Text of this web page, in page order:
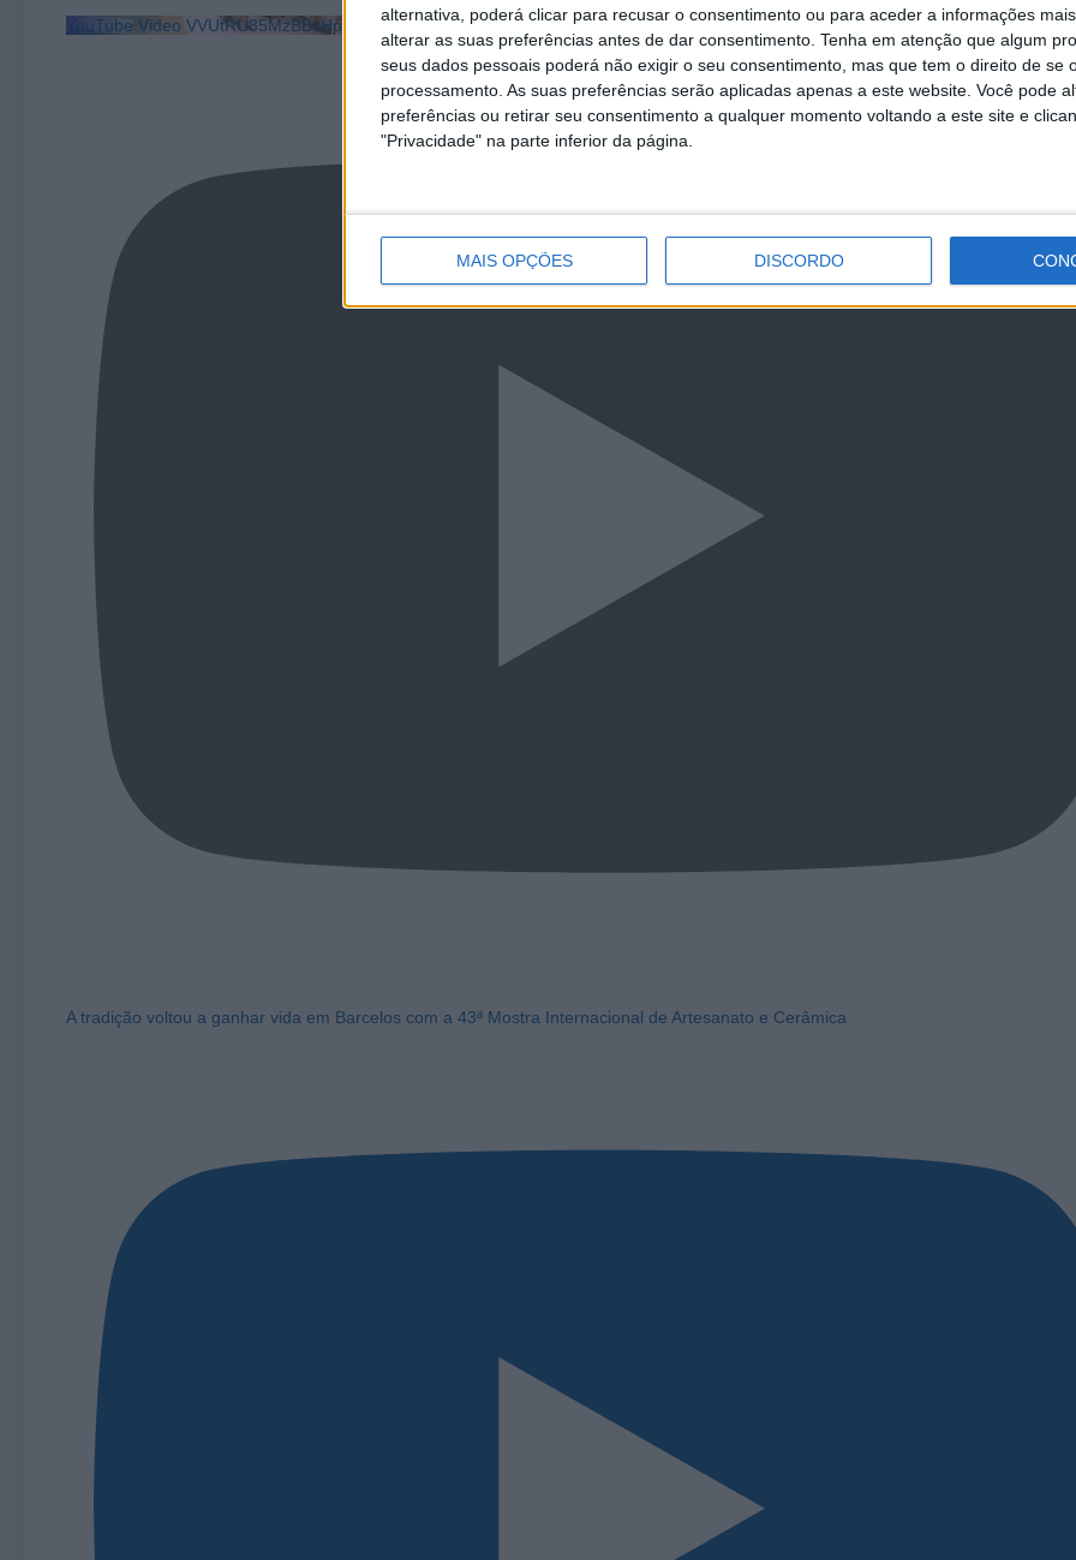
alternativa, poderá clicar para recusar o consentimento ou para aceder a informações
alterar as suas preferências antes de dar consentimento. Tenha em atenção que algum
seus dados pessoais poderá não exigir o seu consentimento, mas que tem o direito de se
processamento. As suas preferências serão aplicadas apenas a este website. Você pode
preferências ou retirar seu consentimento a qualquer momento voltando a este site e
"Privacidade" na parte inferior da página.
MAIS OPÇÕES DISCORDO
YouTube Video VVUtRU85MzBBcHpOcU5BUnpKX0wyV1ZBLmNCa2l2ckl3RkxJ
A tradição voltou a ganhar vida em Barcelos com a 43ª Mostra Internacional de Artesanato e Cerâmica